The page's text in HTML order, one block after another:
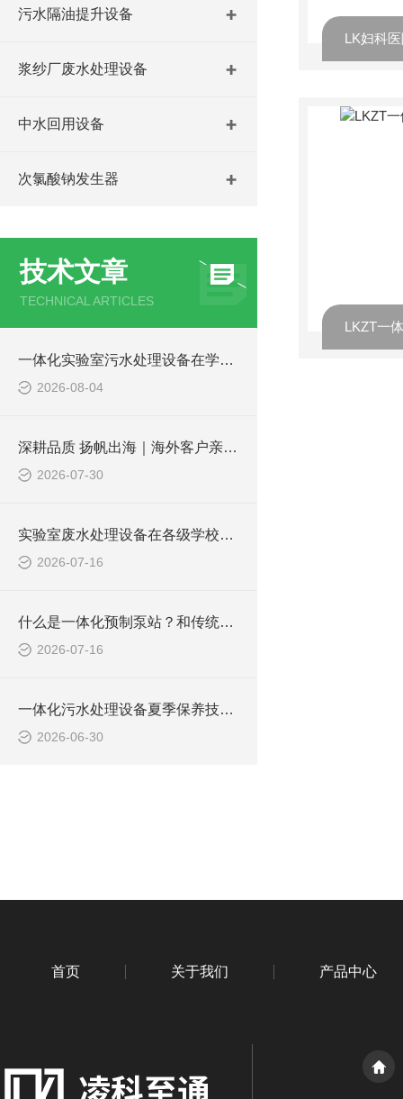
污水隔油提升设备
浆纱厂废水处理设备
中水回用设备
次氯酸钠发生器
技术文章
TECHNICAL ARTICLES
一体化实验室污水处理设备在学校化学实验室的应用
2026-08-04
深耕品质 扬帆出海｜海外客户亲临凌科环保厂区实地验收设备
2026-07-30
实验室废水处理设备在各级学校的应用
2026-07-16
什么是一体化预制泵站？和传统泵站有何区别？
2026-07-16
一体化污水处理设备夏季保养技巧 降低故障稳定达标
2026-06-30
LK妇科
LKZT一
首页 关于我们 产品中心